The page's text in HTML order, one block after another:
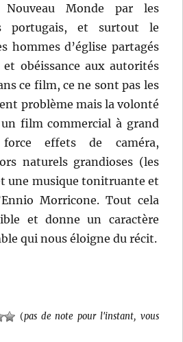
Monde par les
portugais, et surtout le
hommes d’église partagés
obéissance aux autorités
ce film, ce ne sont pas les
problème mais la volonté
film commercial à grand
force effets de caméra,
naturels grandioses (les
une musique tonitruante et
Morricone. Tout cela
et donne un caractère
qui nous éloigne du récit.
(pas de note pour l'instant, vous